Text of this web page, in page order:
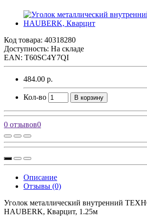
Код товара: 40318280
Доступность: На складе
EAN: T60SC4Y7QI
484.00 р.
Кол-во В корзину
0 отзывов0
Описание
Отзывы (0)
Уголок металлический внутренний
HAUBERK, Кварцит, 1.25м